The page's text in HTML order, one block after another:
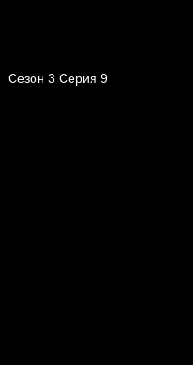
Сезон 3 Серия 9